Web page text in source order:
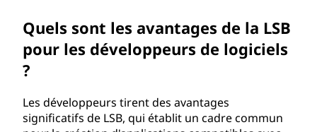
Quels sont les avantages de la LSB
pour les développeurs de logiciels
?
Les développeurs tirent des avantages
significatifs de LSB, qui établit un cadre commun